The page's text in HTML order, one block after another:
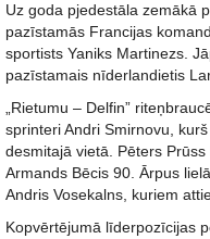
Uz goda pjedestāla zemākā
pazīstamās Francijas
sportists Yaniks Martinezs.
pazīstamais nīderlandietis
„Rietumu – Delfin”
sprinteri Andri Smirnovu,
desmitajā vietā. Pēters Prūss
Armands Bēcis 90. Ārpus
Andris Vosekalns, kuriem
Kopvērtējumā līderpozīcijas